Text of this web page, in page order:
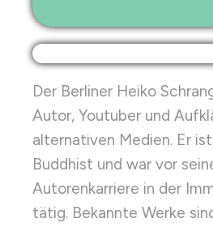
Der Berliner Heiko
Autor, Youtuber und
alternativen Medien. Er
Buddhist und war vor
Autorenkarriere in der
tätig. Bekannte Werke